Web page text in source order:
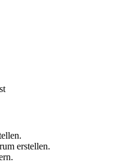
erstellen.